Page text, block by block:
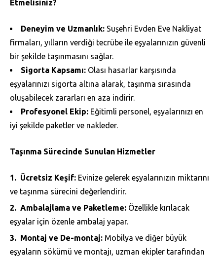
Etmelisiniz?
Deneyim ve Uzmanlık: Suşehri Evden Eve Nakliyat
firmaları, yılların verdiği tecrübe ile eşyalarınızın güvenli
bir şekilde taşınmasını sağlar.
Sigorta Kapsamı: Olası hasarlar karşısında
eşyalarınızı sigorta altına alarak, taşınma sırasında
oluşabilecek zararları en aza indirir.
Profesyonel Ekip: Eğitimli personel, eşyalarınızı en
iyi şekilde paketler ve nakleder.
Taşınma Sürecinde Sunulan Hizmetler
Ücretsiz Keşif: Evinize gelerek eşyalarınızın miktarını
ve taşınma sürecini değerlendirir.
Ambalajlama ve Paketleme: Özellikle kırılacak
eşyalar için özenle ambalaj yapar.
Montaj ve De-montaj: Mobilya ve diğer büyük
eşyaların sökümü ve montajı, uzman ekipler tarafından